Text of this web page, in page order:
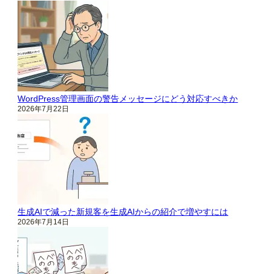
WordPress管理画面の警告メッセージにどう対応すべきか
2026年7月22日
生成AIで減った新規客を生成AIからの紹介で増やすには
2026年7月14日